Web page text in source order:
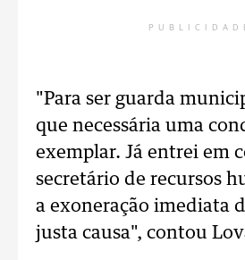
"Para ser guarda
que necessária uma
exemplar. Já entrei em
secretário de recursos
a exoneração imediata
justa causa", contou